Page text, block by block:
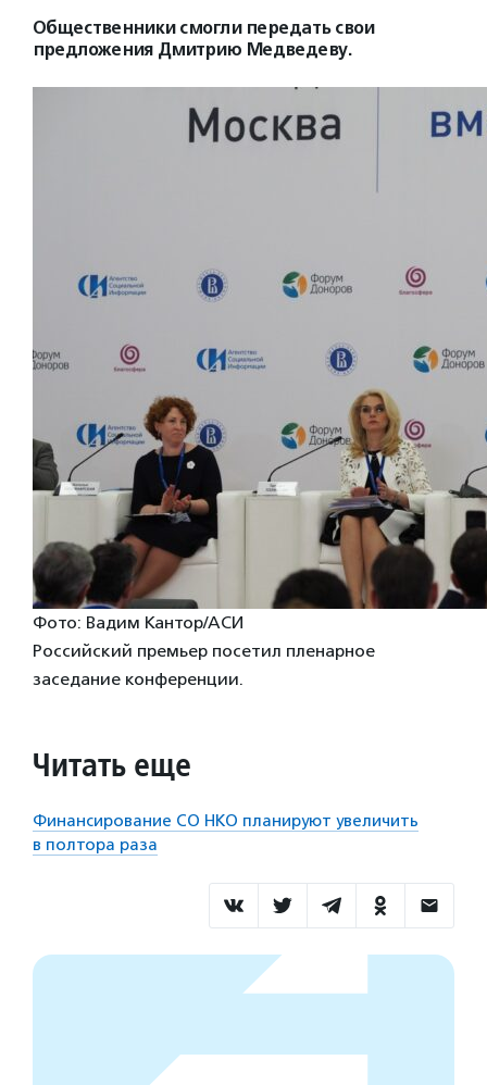
Общественники смогли передать свои
предложения Дмитрию Медведеву.
Фото: Вадим Кантор/АСИ
Российский премьер посетил пленарное
заседание конференции.
Читать еще
Финансирование СО НКО планируют увеличить
в полтора раза